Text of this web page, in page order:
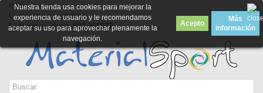
Iniciar sesión
Contacte con nosotros
Llámanos ahora: 972 369077
Nuestra tienda usa cookies para mejorar la
experiencia de usuario y le recomendamos
aceptar su uso para aprovechar plenamente la
navegación.
Acepto
Más
información